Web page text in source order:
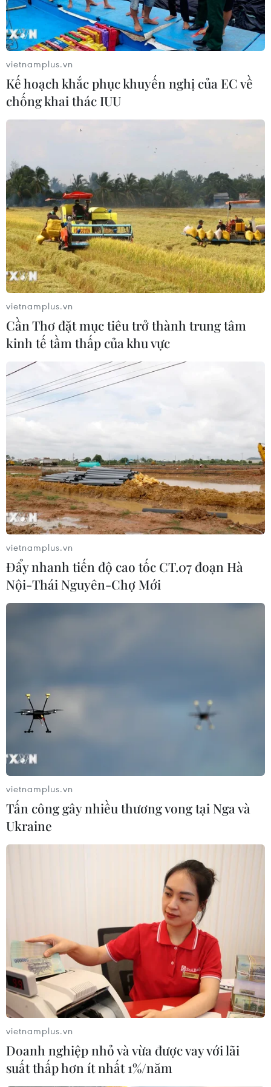
Loạt vụ tấn công ở Pháp, Đức: Hệ lụy từ
“văn hóa thù hận”
Khi mâu thuẫn giữa người dân bản xứ và người nhập
cư, tâm lý bài ngoại và kỳ thị người Hồi giáo ở châu Âu
gia tăng, đó là lúc các tổ chức khủng bố dễ dàng lôi
kéo những đối tượng bất mãn.
vietnamplus.vn
Kế hoạch khắc phục khuyến nghị của EC về
chống khai thác IUU
vietnamplus.vn
Cần Thơ đặt mục tiêu trở thành trung tâm
kinh tế tầm thấp của khu vực
vietnamplus.vn
Đẩy nhanh tiến độ cao tốc CT.07 đoạn Hà
Nội-Thái Nguyên-Chợ Mới
vietnamplus.vn
Tấn công gây nhiều thương vong tại Nga và
Ukraine
vietnamplus.vn
Doanh nghiệp nhỏ và vừa được vay với lãi
suất thấp hơn ít nhất 1%/năm